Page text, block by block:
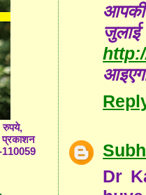
Dr
रुपये,
110059